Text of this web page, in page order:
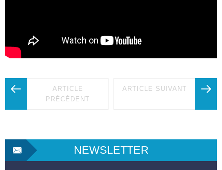
ARTICLE
PRÉCÉDENT
ARTICLE SUIVANT
NEWSLETTER